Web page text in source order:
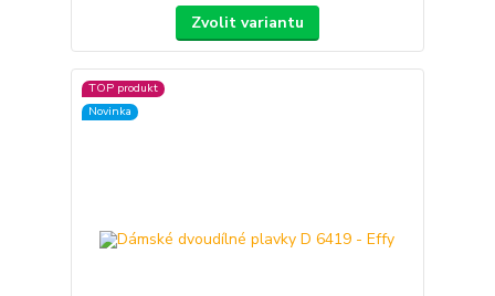
Zvolit variantu
TOP produkt
Novinka